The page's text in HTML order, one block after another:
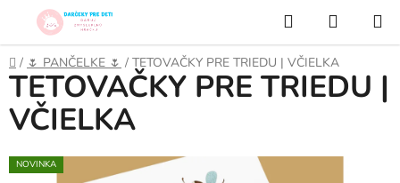
obsah
Hľadať
KOŠÍK
Domov
/ 🌷 PANČELKE 🌷 / TETOVAČKY PRE TRIEDU | VČIELKA
TETOVAČKY PRE TRIEDU |
VČIELKA
NOVINKA